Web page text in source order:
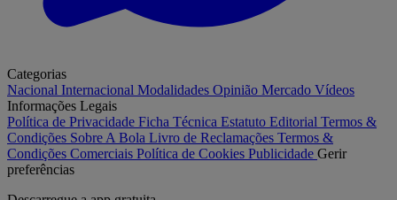
Categorias
Nacional Internacional Modalidades Opinião Mercado Vídeos
Informações Legais
Política de Privacidade Ficha Técnica Estatuto Editorial Termos &
Condições Sobre A Bola Livro de Reclamações Termos &
Condições Comerciais Política de Cookies Publicidade Gerir
preferências